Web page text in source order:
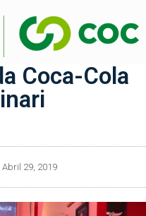
Coca-Cola
Abril 29, 2019